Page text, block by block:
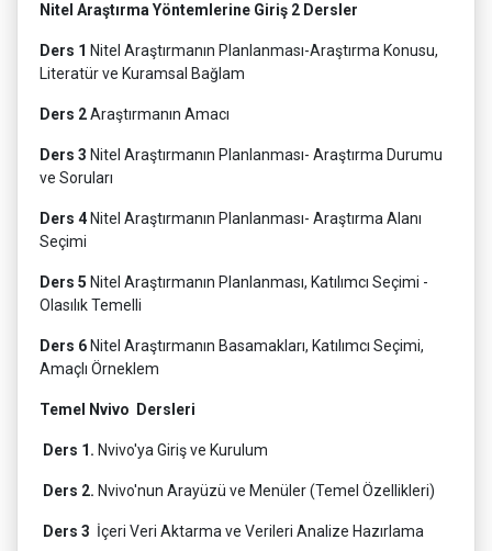
Nitel Araştırma Yöntemlerine Giriş 2 Dersler
Ders 1 Nitel Araştırmanın Planlanması-Araştırma Konusu,
Literatür ve Kuramsal Bağlam
Ders 2Araştırmanın Amacı
Ders 3 Nitel Araştırmanın Planlanması- Araştırma Durumu
ve Soruları
Ders 4 Nitel Araştırmanın Planlanması- Araştırma Alanı
Seçimi
Ders 5 Nitel Araştırmanın Planlanması, Katılımcı Seçimi -
Olasılık Temelli
Ders 6 Nitel Araştırmanın Basamakları, Katılımcı Seçimi,
Amaçlı Örneklem
Temel Nvivo Dersleri
Ders 1. Nvivo'ya Giriş ve Kurulum
Ders 2. Nvivo'nun Arayüzü ve Menüler (Temel Özellikleri)
Ders 3 İçeri Veri Aktarma ve Verileri Analize Hazırlama